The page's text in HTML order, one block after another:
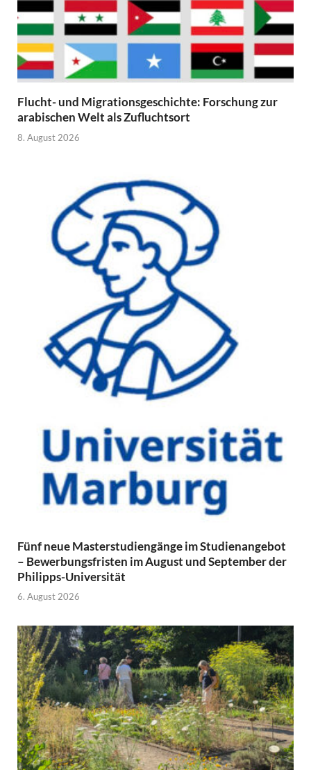
Flucht- und Migrationsgeschichte: Forschung zur
arabischen Welt als Zufluchtsort
8. August 2026
Fünf neue Masterstudiengänge im Studienangebot
– Bewerbungsfristen im August und September der
Philipps-Universität
6. August 2026